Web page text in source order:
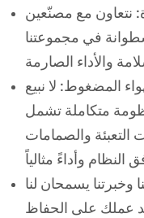
نتعاون مع مصنّعين
في مجموعتنا
المضغوط: لا نبيع
متكاملة تشمل
والصمامات
وخبرتنا يسمحان لنا
عملك على الحفاظ